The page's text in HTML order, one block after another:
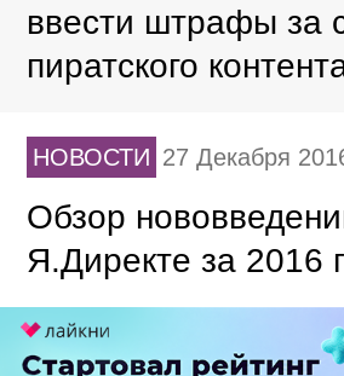
ввести штрафы за
пиратского
НОВОСТИ 27 Декабря
Обзор
Я.Директе за 2016